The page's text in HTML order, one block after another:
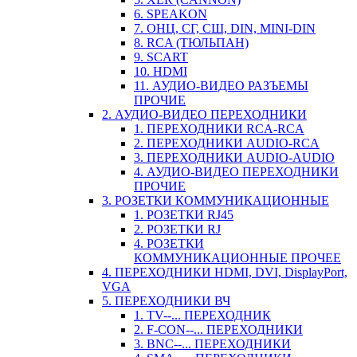
6. SPEAKON
7. ОНЦ, СГ, СШ, DIN, MINI-DIN
8. RCA (ТЮЛЬПАН)
9. SCART
10. HDMI
11. АУДИО-ВИДЕО РАЗЪЕМЫ
ПРОЧИЕ
2. АУДИО-ВИДЕО ПЕРЕХОДНИКИ
1. ПЕРЕХОДНИКИ RCA-RCA
2. ПЕРЕХОДНИКИ AUDIO-RCA
3. ПЕРЕХОДНИКИ AUDIO-AUDIO
4. АУДИО-ВИДЕО ПЕРЕХОДНИКИ
ПРОЧИЕ
3. РОЗЕТКИ КОММУНИКАЦИОННЫЕ
1. РОЗЕТКИ RJ45
2. РОЗЕТКИ RJ
4. РОЗЕТКИ
КОММУНИКАЦИОННЫЕ ПРОЧЕЕ
4. ПЕРЕХОДНИКИ HDMI, DVI, DisplayPort,
VGA
5. ПЕРЕХОДНИКИ ВЧ
1. TV--... ПЕРЕХОДНИК
2. F-CON--... ПЕРЕХОДНИКИ
3. BNC--... ПЕРЕХОДНИКИ